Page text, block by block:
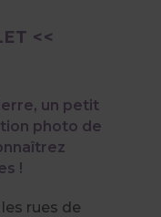
<<
un petit
photo de
!
rues de